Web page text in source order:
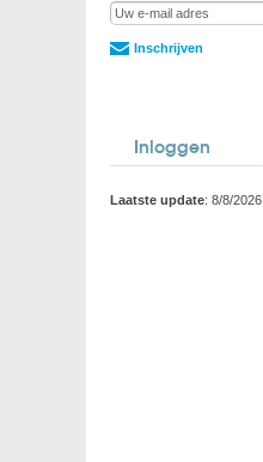
Inschrijven
Inloggen
Laatste update: 8/8/2026